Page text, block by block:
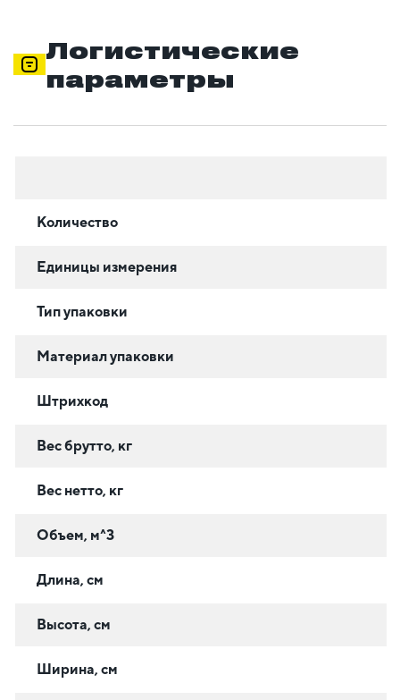
Логистические
параметры
Количество
Единицы измерения
Тип упаковки
Материал упаковки
Штрихкод
Вес брутто, кг
Вес нетто, кг
Объем, м^3
Длина, см
Высота, см
Ширина, см